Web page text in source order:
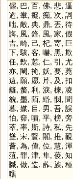
偓, 巴, 百, 佛, 悲, 逼
遒, 輋, 癡, 痴, 次, 詞
咄, 敵, 典, 鼎, 丟, 待
誨, 風, 鋒, 風, 家, 假
吉, 畸, 己, 杞, 寄, 巨
下, 駭, 客, 嚇, 黑, 欺
任, 歅, 荵, 仁, 引 , 尤
亦, 閹, 掩, 妖, 要, 蕘
遠, 願, 愿, 芹, 及 , 扣
籬, 嫠, 利 , 淚, 楝, 凌
貌, 墨, 陌, 緡,憫, 聞
暮, 媒, 目 , 男, 吾, 誤
怕, 奅, 噴, 平, 榜, 旁
萃, 率, 斯, 詩, 私, 先
聳, 宋, 豎, 闒, 推, 靦
薈, 為, 偉, 位, 慧, 渾
菹, 罪, 津, 隼, 葰, 知
贓, 做, 造, 葄, 族, 種
噍